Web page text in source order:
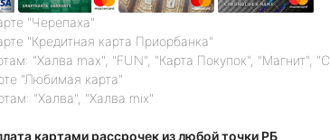
"Черепаха"
"Кредитная карта Приорбанка"
"Халва max", "FUN", "Карта Покупок", "Магнит",
"Любимая карта"
"Халва", "Халва mix"
картами рассрочек из любой точки РБ